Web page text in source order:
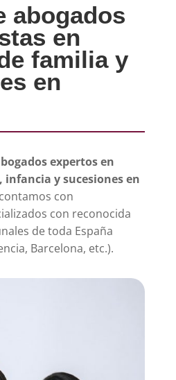
abogados
en
familia y
en
expertos en
y sucesiones en
con
con reconocida
de toda España
Barcelona, etc.).